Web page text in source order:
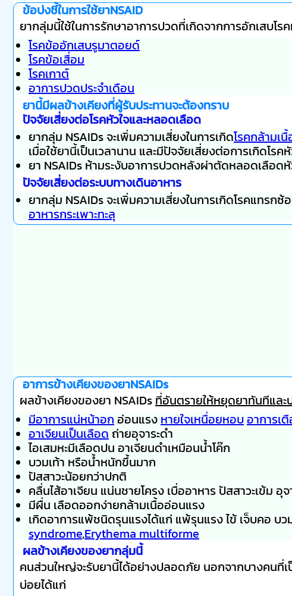
ข้อบ่งชี้ในการใช้ยาNSAID
ยากลุ่มนี้ใช้ในการรักษาอาการปวดที่เกิดจากการอักเสบโร
โรคข้ออักเสบรูมาตอยด์
โรคข้อเสื่อม
โรคเกาต์
อาการปวดประจำเดือน
ยานี้มีผลข้างเคียงที่ผู้รับประทานจะต้องทราบ
ปัจจัยเสี่ยงต่อโรคหัวใจและหลอดเลือด
ยากลุ่ม NSAIDs จะเพิ่มความเสี่ยงในการเกิดโรคกล้ามเ
เมื่อใช้ยานี้เป็นเวลานาน และมีปัจจัยเสี่ยงต่อการเกิดโรค
ยา NSAIDs ห้ามระงับอาการปวดหลังผ่าตัดหลอดเลือดหั
ปัจจัยเสี่ยงต่อระบบทางเดินอาหาร
ยากลุ่ม NSAIDs จะเพิ่มความเสี่ยงในการเกิดโรคแทรกซ้
อาหารกระเพาะทะลุ
อาการข้างเคียงของยาNSAIDs
ผลข้างเคียงของยา NSAIDs ที่อันตรายให้หยุดยาทันทีแล
มีอาการแน่หน้าอก อ่อนแรง หายใจเหนื่อยหอบ อาการเ
อาเจียนเป็นเลือด ถ่ายอุจาระดำ
ไอเสมหะมีเลือดปน อาเจียนดำเหมือนน้ำโค๊ก
บวมเท้า หรือน้ำหนักขึ้นมาก
ปัสสาวะน้อยกว่าปกติ
คลื่นไส้อาเจียน แน่นชายโครง เบื่ออาหาร ปัสสาวะเข้ม อุ
มีผื่น เลือดออกง่ายกล้ามเนื้ออ่อนแรง
เกิดอาการแพ้ชนิดรุนแรงได้แก่ แพ้รุนแรง ไข้ เจ็บคอ บ
syndrome,Erythema multiforme
ผลข้างเคียงของยากลุ่มนี้
คนส่วนใหญ่จะรับยานี้ได้อย่างปลอดภัย นอกจากบางคนที่
บ่อยได้แก่